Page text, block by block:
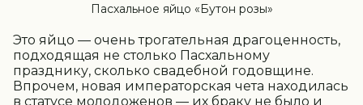
Пасхальное яйцо «Бутон розы»
Это яйцо — очень трогательная драгоценность,
подходящая не столько Пасхальному
празднику, сколько свадебной годовщине.
Впрочем, новая императорская чета находилась
в статусе молодоженов — их браку не было и